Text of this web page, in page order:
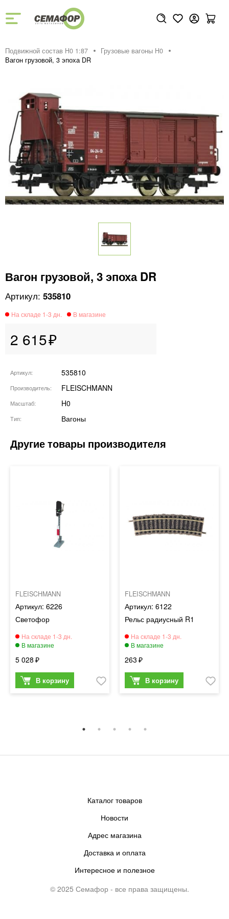
Подвижной состав H0 1:87
Грузовые вагоны H0
Вагон грузовой, 3 эпоха DR
Вагон грузовой, 3 эпоха DR
535810
2 615
Артикул 535810
Производитель FLEISCHMANN
Масштаб H0
Тип Вагоны
FLEISCHMANN
6226
Светофор
5 028
FLEISCHMANN
6122
Рельс радиусный R1
263
Каталог товаров
Новости
Адрес магазина
Доставка и оплата
Интересное и полезное
© 2025 Семафор - все права защищены.